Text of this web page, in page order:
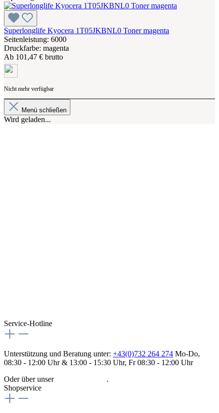
Superlonglife Kyocera 1T05JKBNL0 Toner magenta
Seitenleistung: 6000
Druckfarbe: magenta
Ab 101,47 € brutto
Nicht mehr verfügbar
Menü schließen
Wird geladen...
Service-Hotline
Unterstützung und Beratung unter: +43(0)732 264 274 Mo-Do,
08:30 - 12:00 Uhr & 13:00 - 15:30 Uhr, Fr 08:30 - 12:00 Uhr
Oder über unser
.
Shopservice